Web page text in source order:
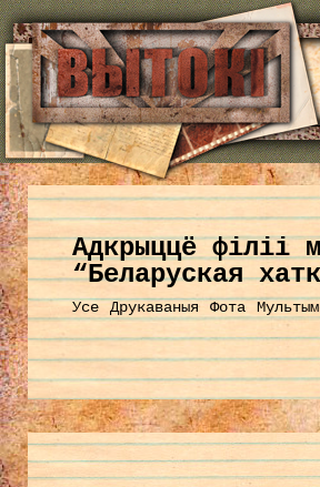
Aдкрыццё філіі
“Беларуская
Усе Друкаваныя Фота